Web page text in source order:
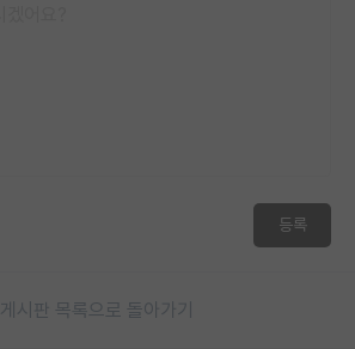
등록
게시판 목록으로 돌아가기